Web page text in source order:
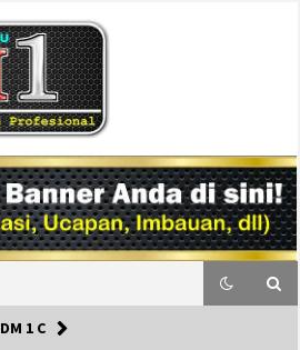
DM1
DM 1 C